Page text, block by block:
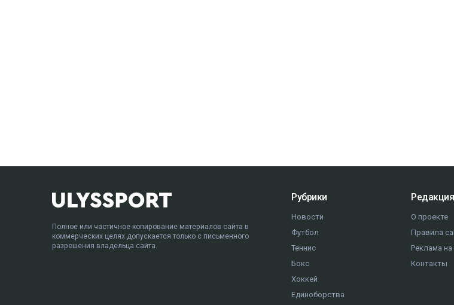
Полное или частичное копирование материалов сайта в
коммерческих целях допускается только с письменного
разрешения владельца сайта.
Рубрики
Новости
Футбол
Теннис
Бокс
Хоккей
Единоборства
Редакция
О проекте
Правила
Реклама на
Контакты